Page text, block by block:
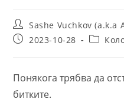
Post
author:
Sashe Vuchkov (a.k.a
Post2023-10-28
Post
Понякога трябва да
битките.